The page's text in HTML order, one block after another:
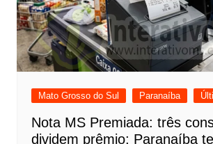
Mato Grosso do Sul Paranaíba
Nota MS Premiada: três
dividem prêmio; Paranaíba